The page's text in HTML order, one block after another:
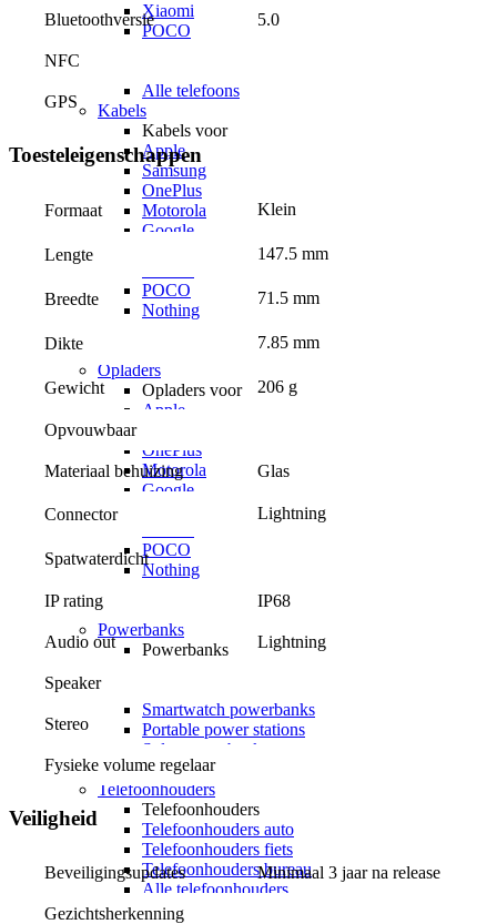
Xiaomi
POCO
Alle telefoons
Kabels
Kabels voor
Apple
Samsung
OnePlus
Motorola
Google
POCO
Nothing
Opladers
Opladers voor
Apple
OnePlus
Motorola
Google
POCO
Nothing
Powerbanks
Powerbanks
Smartwatch powerbanks
Portable power stations
Solar powerbanks
Alle powerbanks
Telefoonhouders
Telefoonhouders
Telefoonhouders auto
Telefoonhouders fiets
Telefoonhouders bureau
Alle telefoonhouders
Geheugen
Bluetoothversie 5.0
NFC
GPS
Toesteleigenschappen
Formaat Klein
Lengte 147.5 mm
Breedte 71.5 mm
Dikte 7.85 mm
Gewicht 206 g
Opvouwbaar
Materiaal behuizing Glas
Connector Lightning
Spatwaterdicht
IP rating IP68
Audio out Lightning
Speaker
Stereo
Fysieke volume regelaar
Veiligheid
Beveiligingsupdates Minimaal 3 jaar na release
Gezichtsherkenning